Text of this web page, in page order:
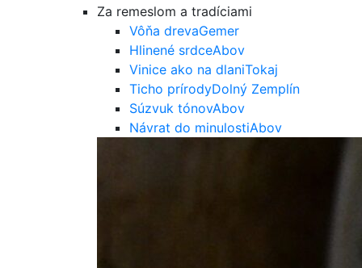
Za remeslom a tradíciami
Vôňa drevaGemer
Hlinené srdceAbov
Vinice ako na dlaniTokaj
Ticho prírodyDolný Zemplín
Súzvuk tónovAbov
Návrat do minulostiAbov